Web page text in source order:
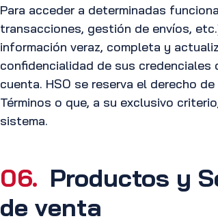
Para acceder a determinadas
transacciones, gestión de envíos,
información veraz, completa y
confidencialidad de sus
cuenta. HSO se reserva el derecho
Términos o que, a su exclusivo
sistema.
06. Productos y
de venta